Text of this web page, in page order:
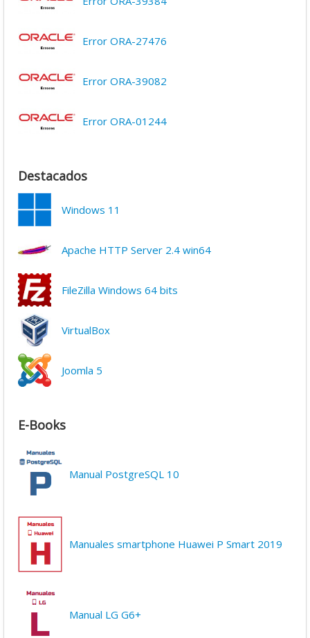
Error ORA-27476
Error ORA-39082
Error ORA-01244
Destacados
Windows 11
Apache HTTP Server 2.4 win64
FileZilla Windows 64 bits
VirtualBox
Joomla 5
E-Books
Manual PostgreSQL 10
Manuales smartphone Huawei P Smart 2019
Manual LG G6+